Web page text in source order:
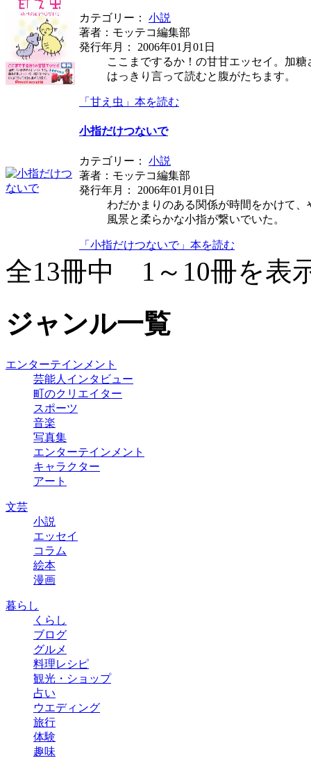
カテゴリー： 小説
著者：モッテコ編集部
発行年月： 2006年01月01日
ここまでするか！の甘甘エッセイ。加
はっきり言って読むと腹がたちます。
「甘え虫」本を読む
小指だけつないで
カテゴリー： 小説
著者：モッテコ編集部
発行年月： 2006年01月01日
わだかまりのある関係が時間をかけて
風景と柔らかな小指が繋いでいた。
「小指だけつないで」本を読む
全13冊中 1～10冊を表
ジャンル一覧
エンターテインメント
芸能人インタビュー
町のクリエイター
スポーツ
音楽
写真集
エンターテインメント
キャラクター
アート
文芸
小説
エッセイ
コラム
絵本
漫画
暮らし
くらし
ブログ
グルメ
料理レシピ
観光・ショップ
占い
ウエディング
旅行
体験
趣味